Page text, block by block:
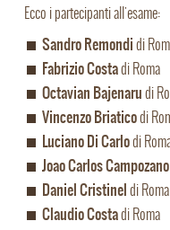
Ecco i partecipanti all'esame:
Sandro Remondidi
Fabrizio Costadi Roma
Octavian Bajenarudi
Vincenzo Briaticodi
Luciano Di Carlodi
Joao Carlos
Daniel Cristineldi Roma
Claudio Costadi Roma